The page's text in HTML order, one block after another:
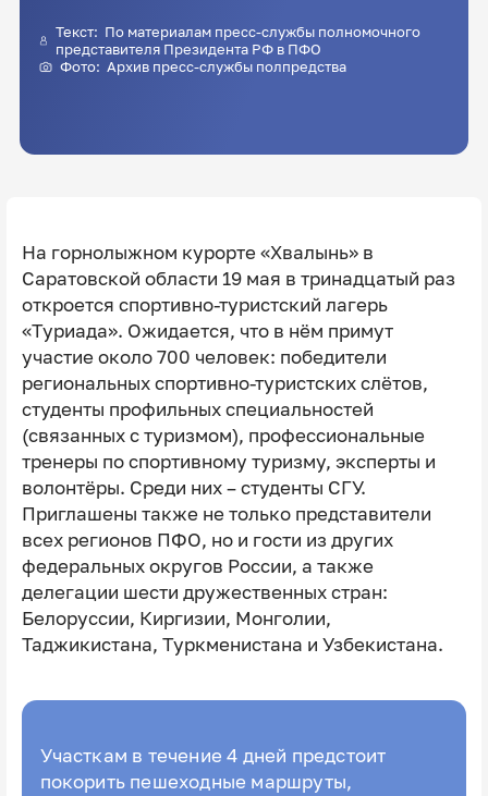
Текст: По материалам пресс-службы полномочного
представителя Президента РФ в ПФО
Фото: Архив пресс-службы полпредства
На горнолыжном курорте «Хвалынь» в
Саратовской области 19 мая в тринадцатый раз
откроется спортивно-туристский лагерь
«Туриада». Ожидается, что в нём примут
участие около 700 человек: победители
региональных спортивно-туристских слётов,
студенты профильных специальностей
(связанных с туризмом), профессиональные
тренеры по спортивному туризму, эксперты и
волонтёры. Среди них – студенты СГУ.
Приглашены также не только представители
всех регионов ПФО, но и гости из других
федеральных округов России, а также
делегации шести дружественных стран:
Белоруссии, Киргизии, Монголии,
Таджикистана, Туркменистана и Узбекистана.
Участкам в течение 4 дней предстоит
покорить пешеходные маршруты,